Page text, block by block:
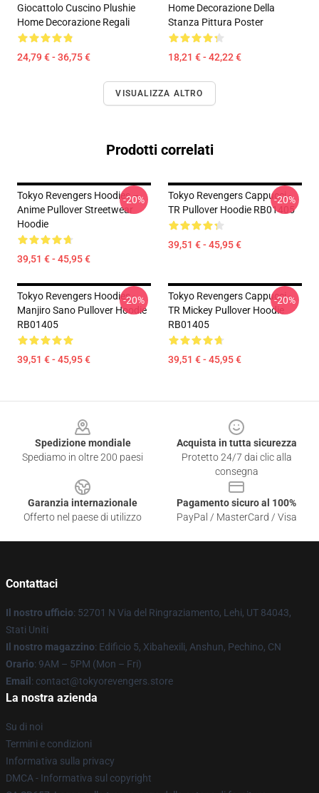
Giocattolo Cuscino Plushie
Home Decorazione Regali
24,79 € - 36,75 €
Home Decorazione Della
Stanza Pittura Poster
18,21 € - 42,22 €
VISUALIZZA ALTRO
Prodotti correlati
Tokyo Revengers Hoodies –
Anime Pullover Streetwear
Hoodie
39,51 € - 45,95 €
-20%
Tokyo Revengers Cappucci -
TR Pullover Hoodie RB01405
39,51 € - 45,95 €
-20%
Tokyo Revengers Hoodies -
Manjiro Sano Pullover Hoodie
RB01405
39,51 € - 45,95 €
-20%
Tokyo Revengers Cappucci -
TR Mickey Pullover Hoodie
RB01405
39,51 € - 45,95 €
-20%
Spedizione mondiale
Spediamo in oltre 200 paesi
Acquista in tutta sicurezza
Protetto 24/7 dai clic alla
consegna
Garanzia internazionale
Offerto nel paese di utilizzo
Pagamento sicuro al 100%
PayPal / MasterCard / Visa
Contattaci
Il nostro ufficio: 52701 N Via del Ringraziamento, Lehi, UT 84043,
Stati Uniti
Il nostro magazzino: Edificio 5, Xibahexili, Anshun, Pechino, CN
Orario: 9AM – 5PM (Mon – Fri)
Email : contact@tokyorevengers.store
La nostra azienda
Su di noi
Termini e condizioni
Informativa sulla privacy
DMCA - Informativa sul copyright